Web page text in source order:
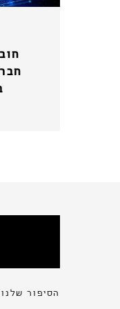
הסיפור שלנו